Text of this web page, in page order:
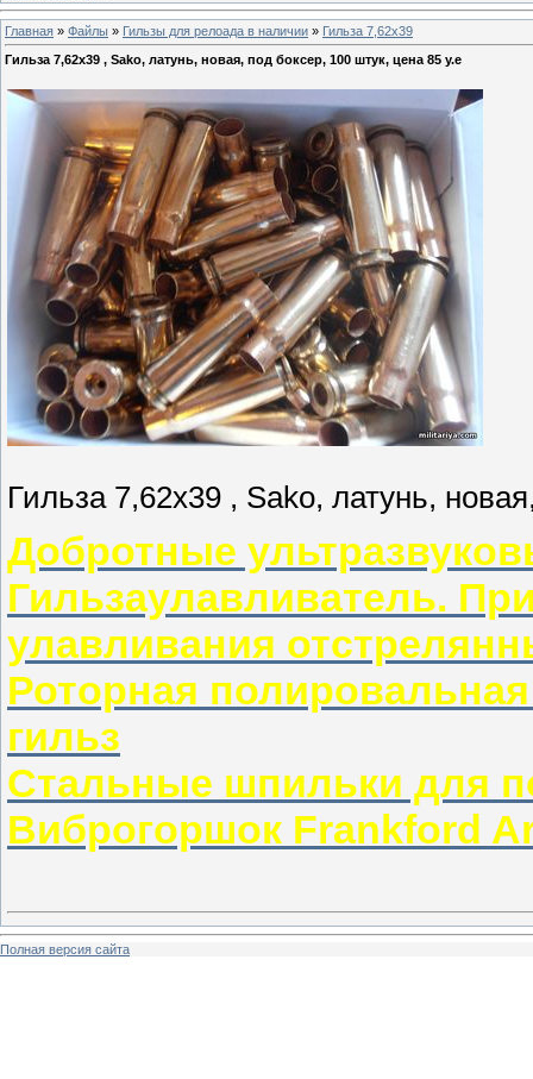
Главная » Файлы » Гильзы для релоада в наличии » Гильза 7,62х39
Гильза 7,62х39 , Sako, латунь, новая, под боксер, 100 штук, цена 85 у.е
Гильза 7,62х39 , Sako, латунь,
Добротные
Гильзаулавливатель.
улавливания
Роторная
гильз
Стальные шпильки для
Виброгоршок Frankford
Полная версия сайта